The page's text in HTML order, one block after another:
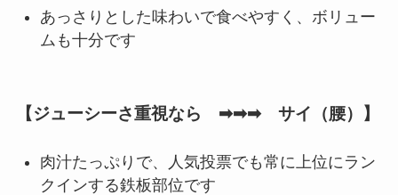
あっさりとした味わいで食べやすく、ボリュー
ムも十分です
【ジューシーさ重視なら ➡➡➡ サイ（腰）】
肉汁たっぷりで、人気投票でも常に上位にラン
クインする鉄板部位です